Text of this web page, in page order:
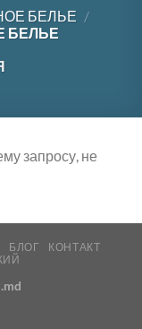
БЕЛЬЕ /
БЕЛЬЕ
запросу, не
БЛОГ
КОНТАКТ